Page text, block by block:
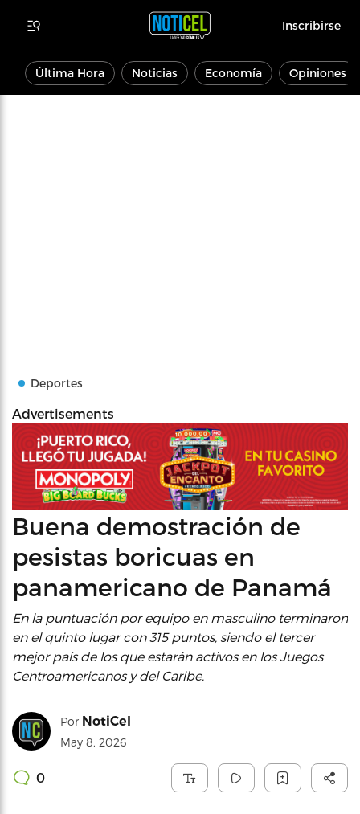
Inscribirse
Última Hora Noticias Economía Opiniones
Deportes
Advertisements
Buena demostración de
pesistas boricuas en
panamericano de Panamá
En la puntuación por equipo en masculino terminaron
en el quinto lugar con 315 puntos, siendo el tercer
mejor país de los que estarán activos en los Juegos
Centroamericanos y del Caribe.
Por NotiCel
May 8, 2026
0